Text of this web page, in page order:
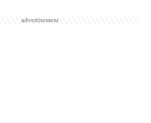
advertisement